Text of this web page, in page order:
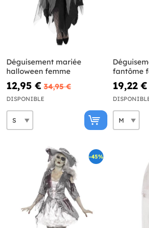
Déguisement mariée
halloween femme
12,95 € 34,95 €
DISPONIBLE
fantôme
19,22 €
-45%